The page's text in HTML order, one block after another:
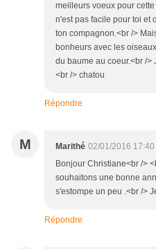
meilleurs voeux pour
n'est pas facile pour toi et
ton compagnon.<br />
bonheurs avec les
du baume au coeur.<br />
<br /> chatou
Répondre
M Marithé 02/01/2016 17:40
Bonjour Christiane<br />
souhaitons une bonne
s'estompe un peu .<br />
Répondre